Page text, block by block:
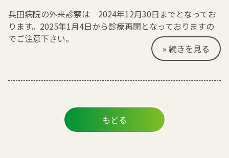
兵田病院の外来診察は 2024年12月30日までとなってお
ります。2025年1月4日から診療再開となっておりますの
でご注意下さい。
» 続きを見る
もどる